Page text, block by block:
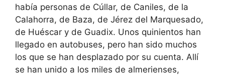
había personas de Cúllar, de Caniles, de la
Calahorra, de Baza, de Jérez del Marquesado,
de Huéscar y de Guadix. Unos quinientos han
llegado en autobuses, pero han sido muchos
los que se han desplazado por su cuenta. Allí
se han unido a los miles de almerienses,